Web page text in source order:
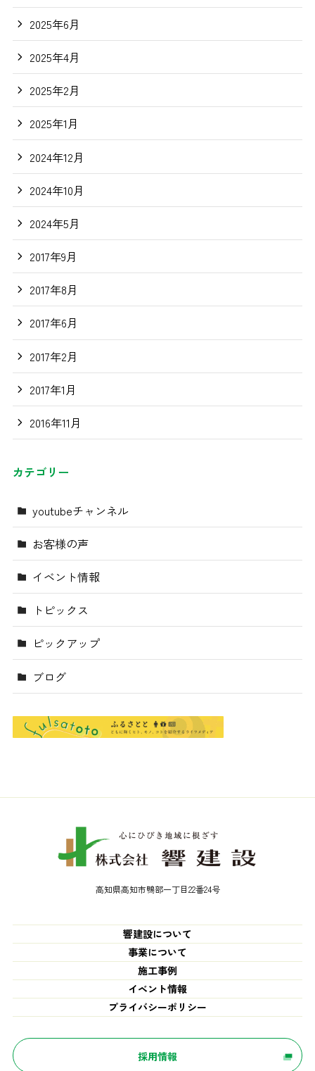
2025年6月
2025年4月
2025年2月
2025年1月
2024年12月
2024年10月
2024年5月
2017年9月
2017年8月
2017年6月
2017年2月
2017年1月
2016年11月
カテゴリー
youtubeチャンネル
お客様の声
イベント情報
トピックス
ピックアップ
ブログ
高知県高知市鴨部一丁目22番24号
響建設について
事業について
施工事例
イベント情報
プライバシーポリシー
採用情報